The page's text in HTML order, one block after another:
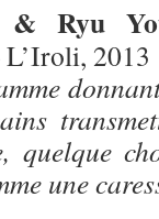
& Ryu
L’Iroli, 2013
quelque
une